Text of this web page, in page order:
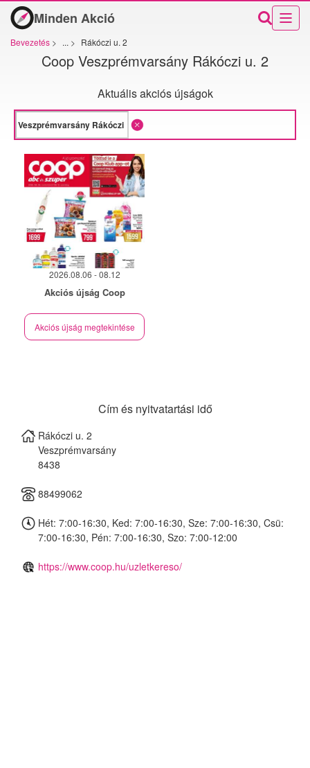
Minden Akció
Bevezetés > ... > Rákóczi u. 2
Coop Veszprémvarsány Rákóczi u. 2
Aktuális akciós újságok
2026.08.06 - 08.12
Akciós újság Coop
Akciós újság megtekintése
Cím és nyitvatartási idő
Rákóczi u. 2
Veszprémvarsány
8438
88499062
Hét: 7:00-16:30, Ked: 7:00-16:30, Sze: 7:00-16:30, Csü:
7:00-16:30, Pén: 7:00-16:30, Szo: 7:00-12:00
https://www.coop.hu/uzletkereso/